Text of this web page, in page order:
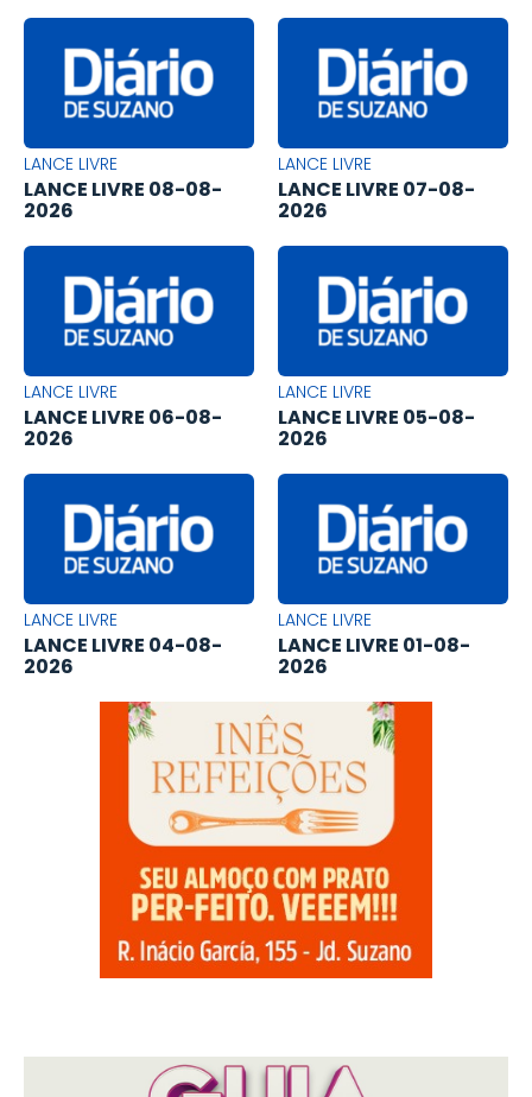
LANCE LIVRE
LANCE LIVRE 08-08-
2026
LANCE LIVRE
LANCE LIVRE 07-08-
2026
LANCE LIVRE
LANCE LIVRE 06-08-
2026
LANCE LIVRE
LANCE LIVRE 05-08-
2026
LANCE LIVRE
LANCE LIVRE 04-08-
2026
LANCE LIVRE
LANCE LIVRE 01-08-
2026